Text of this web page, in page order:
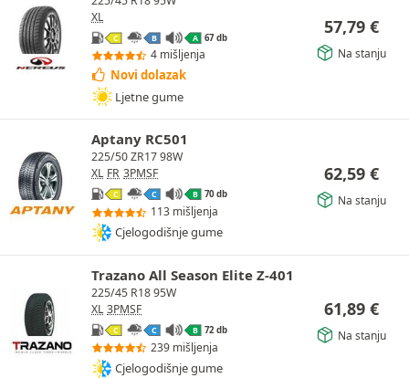
XL
C B A 67 db
4 mišljenja
Novi dolazak
Ljetne gume
57,79 €
Na stanju
Aptany RC501
225/50 ZR17 98W
XL FR 3PMSF
C C B 70 db
113 mišljenja
Cjelogodišnje gume
62,59 €
Na stanju
Trazano All Season Elite Z-401
225/45 R18 95W
XL 3PMSF
C C B 72 db
239 mišljenja
Cjelogodišnje gume
61,89 €
Na stanju